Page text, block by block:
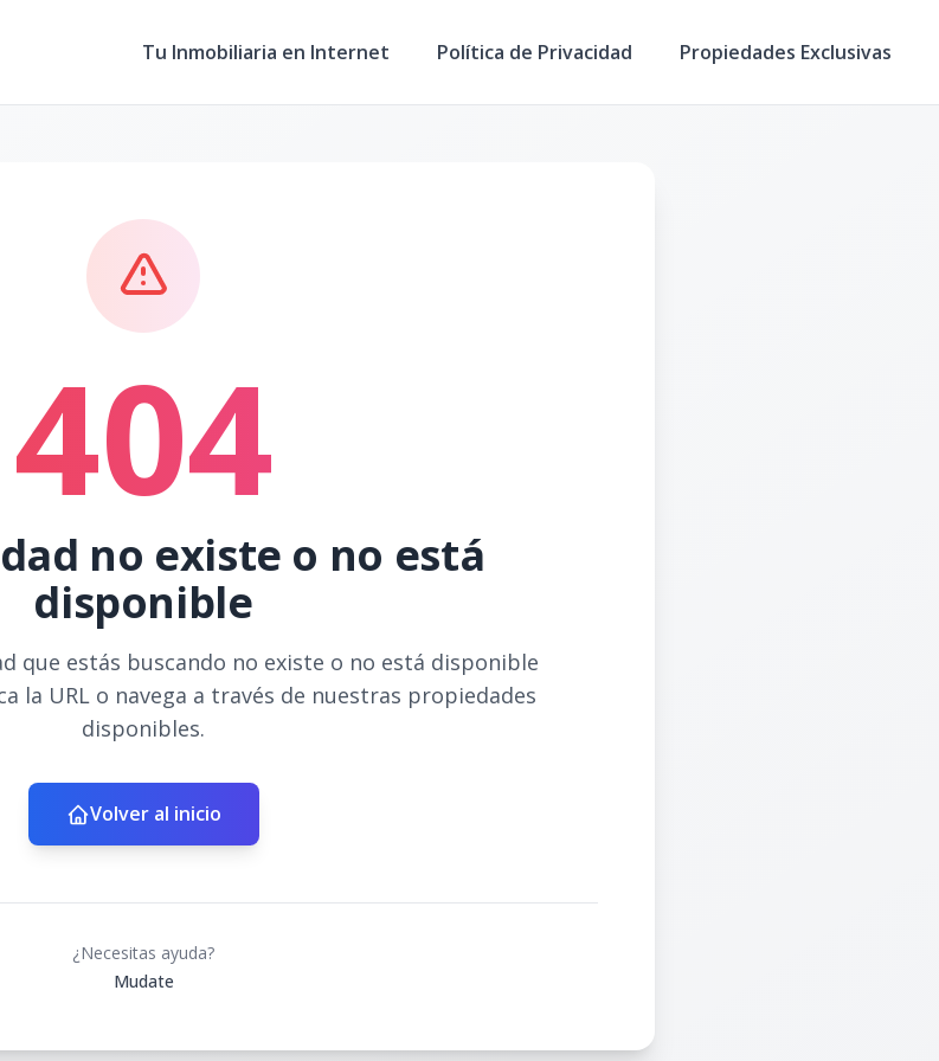
Tu Inmobiliaria en Internet Política de Privacidad Propiedades Exclusivas
404
no existe o no está
disponible
que estás buscando no existe o no está disponible
la URL o navega a través de nuestras propiedades
disponibles.
Volver al inicio
¿Necesitas ayuda?
Mudate